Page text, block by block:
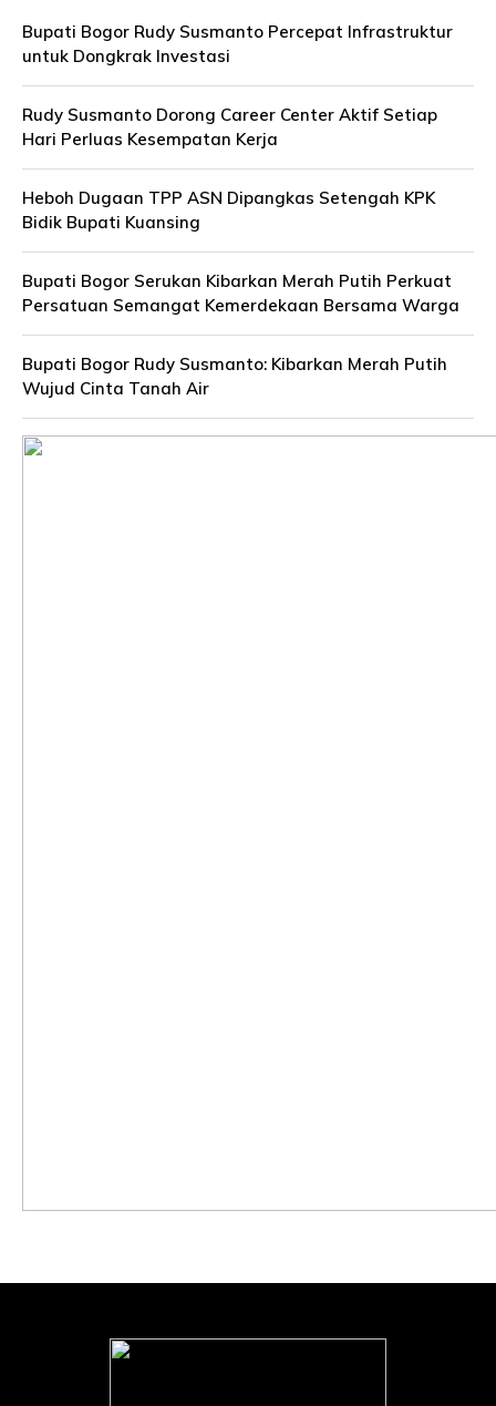
Bupati Bogor Rudy Susmanto Percepat Infrastruktur
untuk Dongkrak Investasi
Rudy Susmanto Dorong Career Center Aktif Setiap
Hari Perluas Kesempatan Kerja
Heboh Dugaan TPP ASN Dipangkas Setengah KPK
Bidik Bupati Kuansing
Bupati Bogor Serukan Kibarkan Merah Putih Perkuat
Persatuan Semangat Kemerdekaan Bersama Warga
Bupati Bogor Rudy Susmanto: Kibarkan Merah Putih
Wujud Cinta Tanah Air